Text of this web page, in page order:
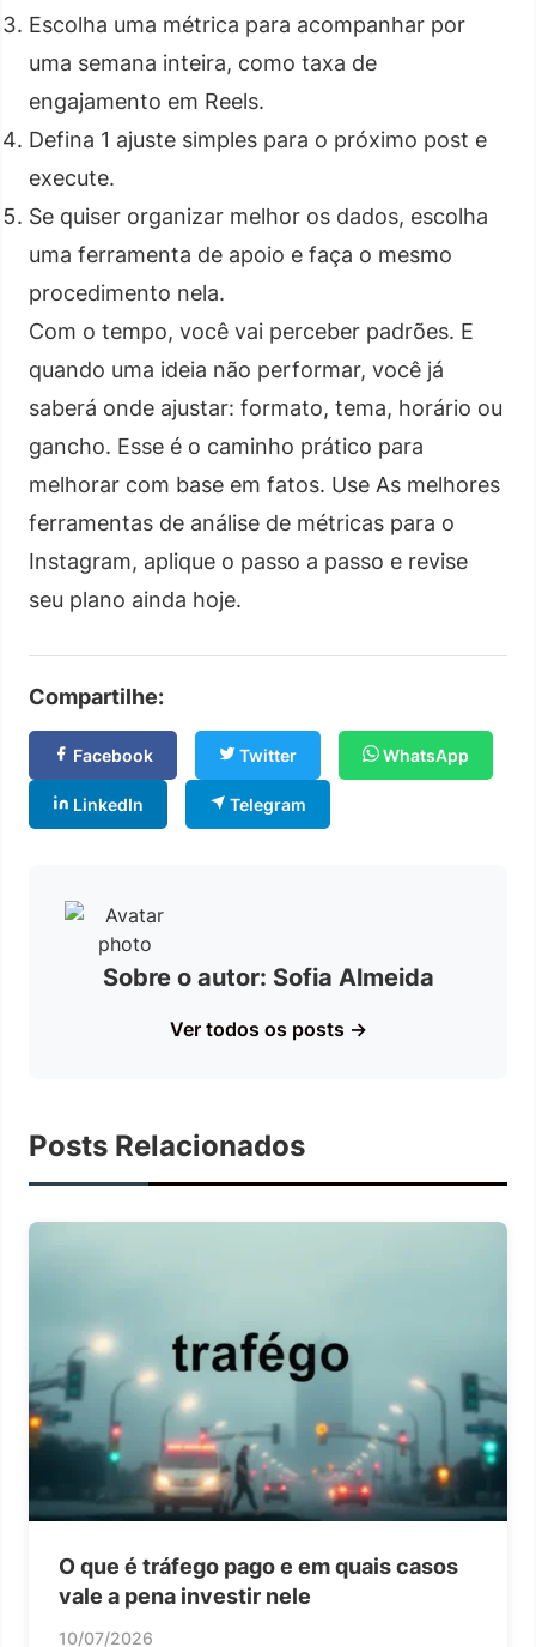
Escolha uma métrica para acompanhar por
uma semana inteira, como taxa de
engajamento em Reels.
Defina 1 ajuste simples para o próximo post e
execute.
Se quiser organizar melhor os dados, escolha
uma ferramenta de apoio e faça o mesmo
procedimento nela.
Com o tempo, você vai perceber padrões. E
quando uma ideia não performar, você já
saberá onde ajustar: formato, tema, horário ou
gancho. Esse é o caminho prático para
melhorar com base em fatos. Use As melhores
ferramentas de análise de métricas para o
Instagram, aplique o passo a passo e revise
seu plano ainda hoje.
Compartilhe:
Facebook Twitter WhatsApp
LinkedIn Telegram
Sobre o autor: Sofia Almeida
Ver todos os posts →
Posts Relacionados
O que é tráfego pago e em quais casos
vale a pena investir nele
10/07/2026